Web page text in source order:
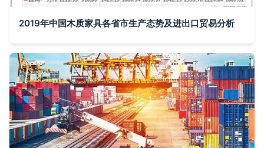
2019年中国木质家具各省市生产态势及进出口贸易分析